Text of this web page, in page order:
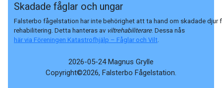
Skadade fåglar och ungar
Falsterbo fågelstation har inte behörighet att ta hand om skadade djur
rehabilitering. Detta hanteras av viltrehabiliterare. Dessa nås
här via Föreningen Katastrofhjälp – Fåglar och Vilt.
2026-05-24 Magnus Grylle
Copyright©2026, Falsterbo Fågelstation.